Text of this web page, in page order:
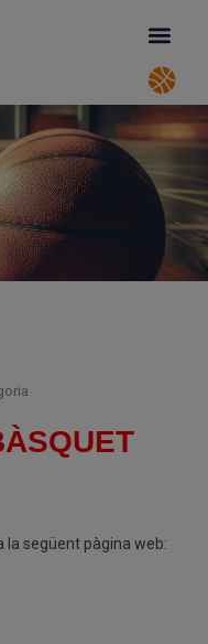
següent pàgina web: